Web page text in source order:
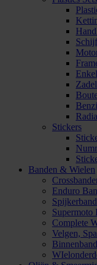
Stickers
Banden & Wielen
Enduro
Supermoto
Complete
Velgen,